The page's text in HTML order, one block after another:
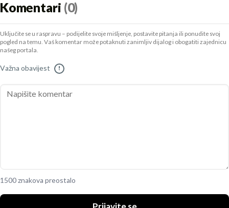
Komentari (0)
Uključite se u raspravu – podijelite svoje mišljenje, postavite pitanja ili ponudite svoj
pogled na temu. Vaš komentar može potaknuti zanimljiv dijalog i obogatiti zajednicu
našeg portala.
Važna obavijest !
1500 znakova preostalo